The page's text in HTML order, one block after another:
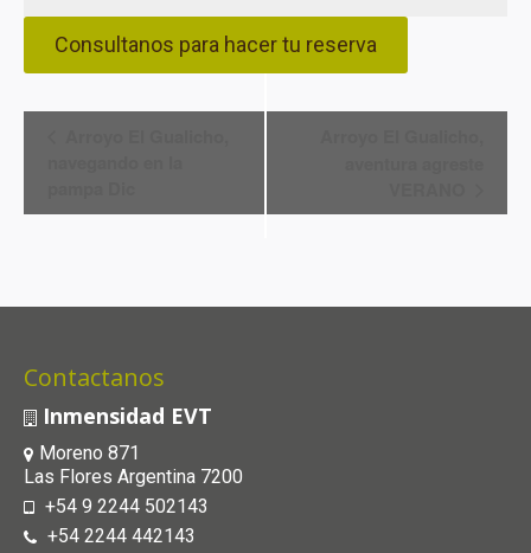
Consultanos para hacer tu reserva
Evento
Contactanos
Inmensidad EVT
Moreno 871
Las Flores Argentina 7200
+54 9 2244 502143
+54 2244 442143